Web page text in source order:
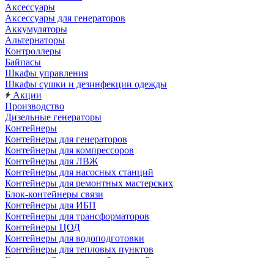
Аксессуары
Аксессуары для генераторов
Аккумуляторы
Альтернаторы
Контроллеры
Байпасы
Шкафы управления
Шкафы сушки и дезинфекции одежды
Акции
Производство
Дизельные генераторы
Контейнеры
Контейнеры для генераторов
Контейнеры для компрессоров
Контейнеры для ЛВЖ
Контейнеры для насосных станций
Контейнеры для ремонтных мастерских
Блок-контейнеры связи
Контейнеры для ИБП
Контейнеры для трансформаторов
Контейнеры ЦОД
Контейнеры для водоподготовки
Контейнеры для тепловых пунктов